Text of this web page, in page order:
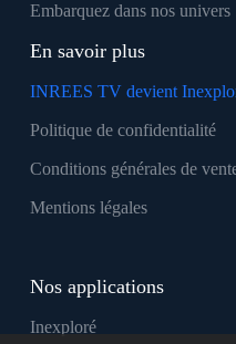
Embarquez dans nos univers
En savoir plus
INREES TV devient
Politique de confidentialité
Conditions générales de
Mentions légales
Nos applications
Inexploré